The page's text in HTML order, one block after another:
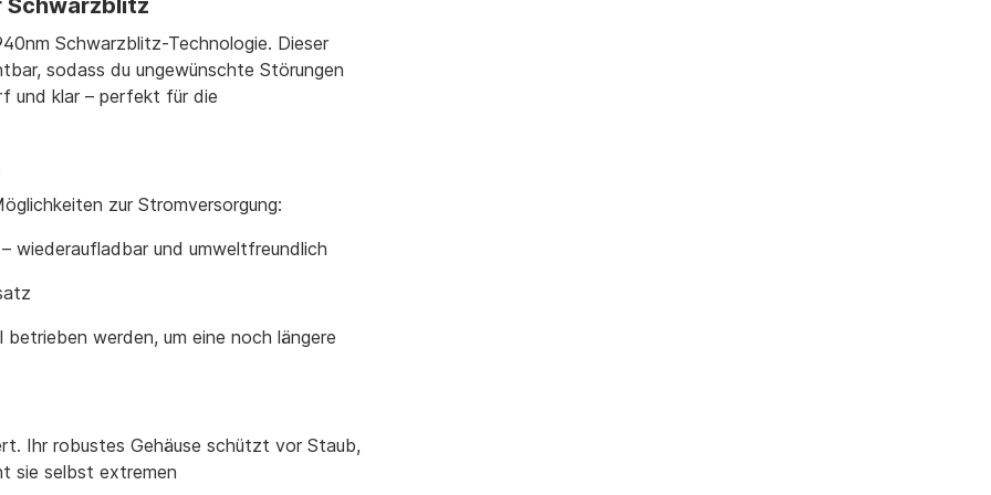
Schwarzblitz
Schwarzblitz-Technologie. Dieser
sodass du ungewünschte Störungen
und klar – perfekt für die
zur Stromversorgung:
wiederaufladbar und umweltfreundlich
werden, um eine noch längere
Ihr robustes Gehäuse schützt vor Staub,
sie selbst extremen